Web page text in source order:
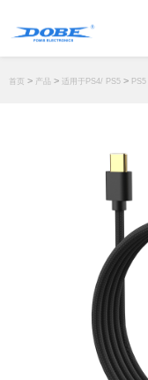
首页 > 产品 > 适用于PS4/ PS5 > PS5